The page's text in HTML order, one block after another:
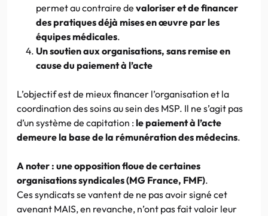
permet au contraire de valoriser et de financer
des pratiques déjà mises en œuvre par les
équipes médicales.
Un soutien aux organisations, sans remise en
cause du paiement à l’acte
L’objectif est de mieux financer l’organisation et la
coordination des soins au sein des MSP. Il ne s’agit pas
d’un système de capitation :le paiement à l’acte
demeure la base de la rémunération des médecins.
A noter : une opposition floue de certaines
organisations syndicales (MG France, FMF).
Ces syndicats se vantent de ne pas avoir signé cet
avenant MAIS, en revanche, n’ont pas fait valoir leur